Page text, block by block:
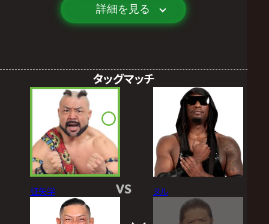
詳細を見る
タッグマッチ
征矢学 VS ヌル